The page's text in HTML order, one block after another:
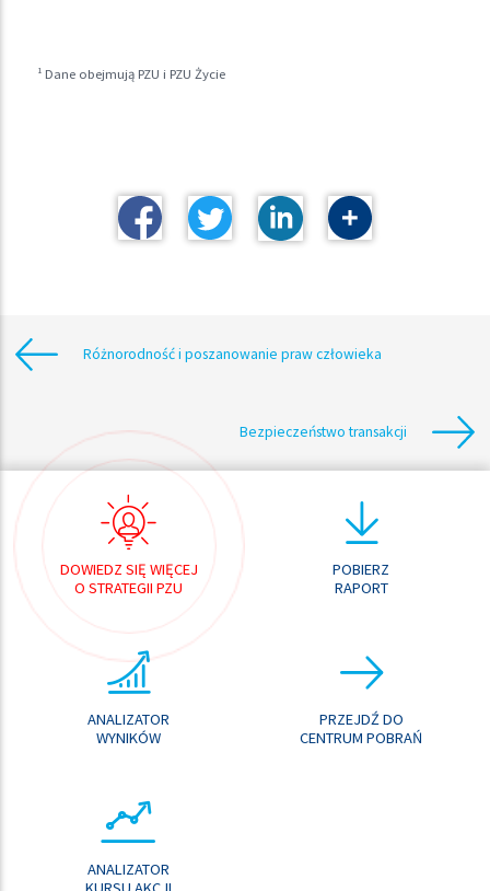
1Dane obejmują PZU i PZU Życie
Różnorodność i poszanowanie praw człowieka
Bezpieczeństwo transakcji
DOWIEDZ SIĘ WIĘCEJ
O STRATEGII PZU
POBIERZ
RAPORT
ANALIZATOR
WYNIKÓW
PRZEJDŹ DO
CENTRUM POBRAŃ
ANALIZATOR